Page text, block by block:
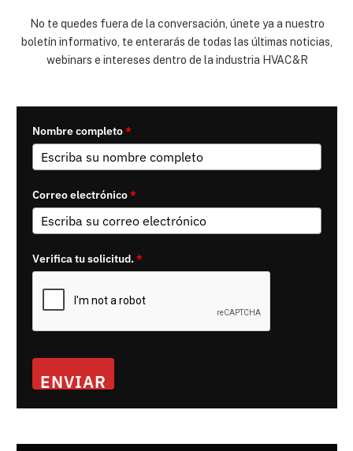
No te quedes fuera de la conversación, únete ya a nuestro
boletín informativo, te enterarás de todas las últimas noticias,
webinars e intereses dentro de la industria HVAC&R
Nombre completo*
Correo electrónico*
Verifica tu solicitud.*
ENVIAR